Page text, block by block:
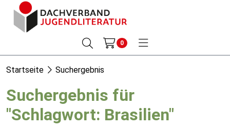
0
Startseite Suchergebnis
Suchergebnis für
"Schlagwort: Brasilien"